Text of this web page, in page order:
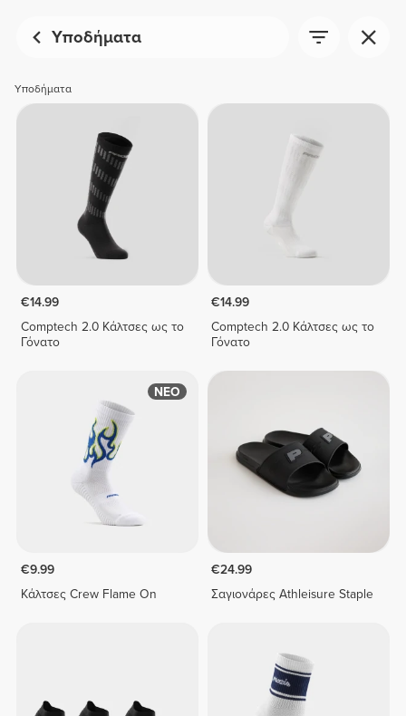
Υποδήματα
Υποδήματα
€14.99
Comptech 2.0 Κάλτσες ως το
Γόνατο
€14.99
Comptech 2.0 Κάλτσες ως το
Γόνατο
ΝΕΟ
€9.99
Κάλτσες Crew Flame On
€24.99
Σαγιονάρες Athleisure Staple